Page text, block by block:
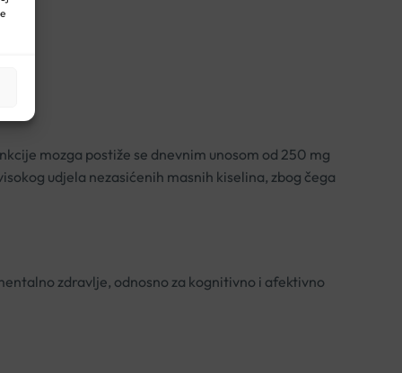
mozga postiže se dnevnim unosom od 250 mg
udjela nezasićenih masnih kiselina, zbog čega
zdravlje, odnosno za kognitivno i afektivno